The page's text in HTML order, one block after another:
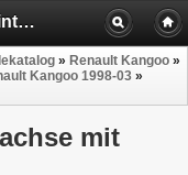
Renault Kangoo Hinterachse mit ABS komplett
» Renault Kangoo »
Kangoo 1998-03 »
mit